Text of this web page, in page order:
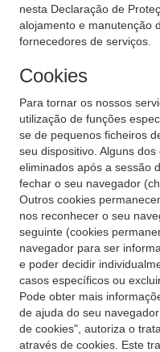
nesta Declaração de
alojamento e manutenção
fornecedores de serviços.
Cookies
Para tornar os nossos
utilização de funções
se de pequenos ficheiros
seu dispositivo. Alguns
eliminados após a sessão
fechar o seu navegador
Outros cookies
nos reconhecer o seu
seguinte (cookies
navegador para ser
e poder decidir
casos específicos ou
Pode obter mais
de ajuda do seu
de cookies", autoriza o
através de cookies. Este